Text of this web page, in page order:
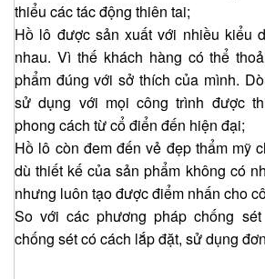
thiểu các tác động thiên tai;
Hồ lô được sản xuất với nhiều kiểu
nhau. Vì thế khách hàng có thể
phẩm đúng với sở thích của mình.
sử dụng với mọi công trình được
phong cách từ cổ điển đến hiện đại;
Hồ lô còn đem đến vẻ đẹp thẩm mỹ
dù thiết kế của sản phẩm không có
nhưng luôn tạo được điểm nhấn cho
So với các phương pháp chống
chống sét có cách lắp đặt, sử dụng